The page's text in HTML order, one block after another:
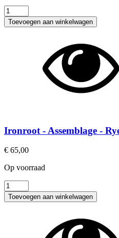
Ironroot
-
Assemblage
Toevoegen aan winkelwagen
Ironroot - Assemblage -
€ 65,00
Op voorraad
Ironroot
-
Assemblage
Toevoegen aan winkelwagen